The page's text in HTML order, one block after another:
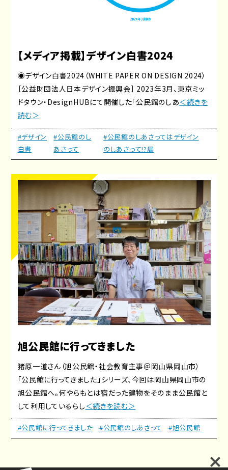
【メディア掲載】デザイン白書2024
◉デザイン白書2024（WHITE PAPER ON DESIGN 2024）
［公益財団法人日本デザイン振興会］ 2023年3月、東京ミッ
ドタウン・DesignHUBにて開催した「公民館のしあ＜続きを
読む＞
#デザイン
白書
#公民館のし
あさって
#公民館のしあさってはデザイン
のしあさって!?展
旭公民館に行ってきました
猪原一道さん（旭公民館・社会教育主事＠岡山県岡山市）
「公民館に行ってきました」シリーズ、今回は岡山県岡山市の
旭公民館へ。何やらもとは宿だった建物をそのまま公民館と
して利用しているらし＜続きを読む＞
#公民館に行ってきました #公民館のしあさって #旭公民館